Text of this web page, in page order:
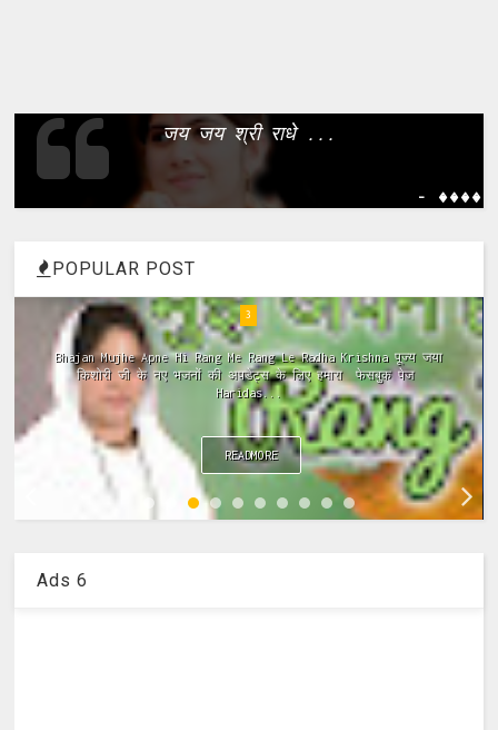
जय जय श्री राधे ...
- ����
POPULAR POST
4
ramayan ki chaupai, ramayan chaupai hindi, ramayan chaupai
in hindi, ramayan chaupai download, ramayan chaupai mp3,
ramayan chaupai video...
READMORE
Ads 6